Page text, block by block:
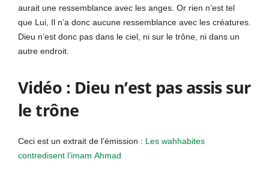
aurait une ressemblance avec les anges. Or rien n’est tel
que Lui, Il n’a donc aucune ressemblance avec les créatures.
Dieu n’est donc pas dans le ciel, ni sur le trône, ni dans un
autre endroit.
Vidéo : Dieu n’est pas assis sur
le trône
Ceci est un extrait de l’émission : Les wahhabites
contredisent l’imam Ahmad